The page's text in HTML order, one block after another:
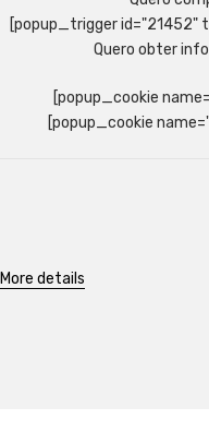
[popup_trigger id="21452"
Quero obter
[popup_cookie
[popup_cookie
More details